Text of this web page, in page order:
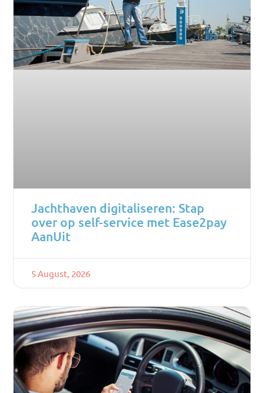
Jachthaven digitaliseren: Stap
over op self-service met Ease2pay
AanUit
5 August, 2026